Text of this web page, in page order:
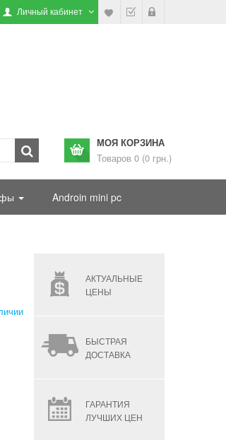
Личный кабинет
МОЯ КОРЗИНА
Товаров 0 (0 грн.)
Androin mini pc
АКТУАЛЬНЫЕ
ЦЕНЫ
БЫСТРАЯ
ДОСТАВКА
ГАРАНТИЯ
ЛУЧШИХ ЦЕН